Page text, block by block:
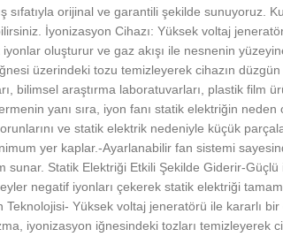
orijinal ve garantili şekilde sunuyoruz.
İyonizasyon Cihazı: Yüksek voltaj
oluşturur ve gaz akışı ile nesnenin
üzerindeki tozu temizleyerek cihazın düzgün
bilimsel araştırma laboratuvarları, plastik film
yanı sıra, iyon fanı statik elektriğin
ve statik elektrik nedeniyle küçük
yer kaplar.-Ayarlanabilir fan sistemi
Statik Elektriği Etkili Şekilde Giderir-
negatif iyonları çekerek statik elektriği
Yüksek voltaj jeneratörü ile kararlı
iyonizasyon iğnesindeki tozları temizleyerek